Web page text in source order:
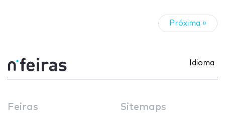
Próxima »
Idioma
Feiras Sitemaps